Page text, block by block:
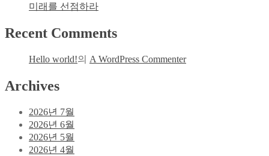
미래를 선점하라
Recent Comments
Hello world!의 A WordPress Commenter
Archives
2026년 7월
2026년 6월
2026년 5월
2026년 4월